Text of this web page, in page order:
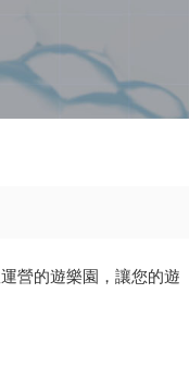
營的遊樂園，讓您的遊